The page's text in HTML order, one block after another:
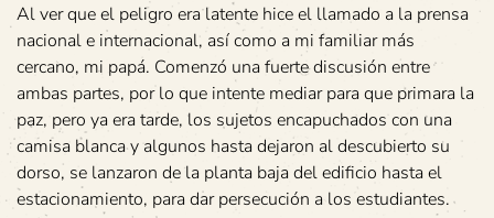
Al ver que el peligro era latente hice el llamado a la prensa
nacional e internacional, así como a mi familiar más
cercano, mi papá. Comenzó una fuerte discusión entre
ambas partes, por lo que intente mediar para que primara la
paz, pero ya era tarde, los sujetos encapuchados con una
camisa blanca y algunos hasta dejaron al descubierto su
dorso, se lanzaron de la planta baja del edificio hasta el
estacionamiento, para dar persecución a los estudiantes.